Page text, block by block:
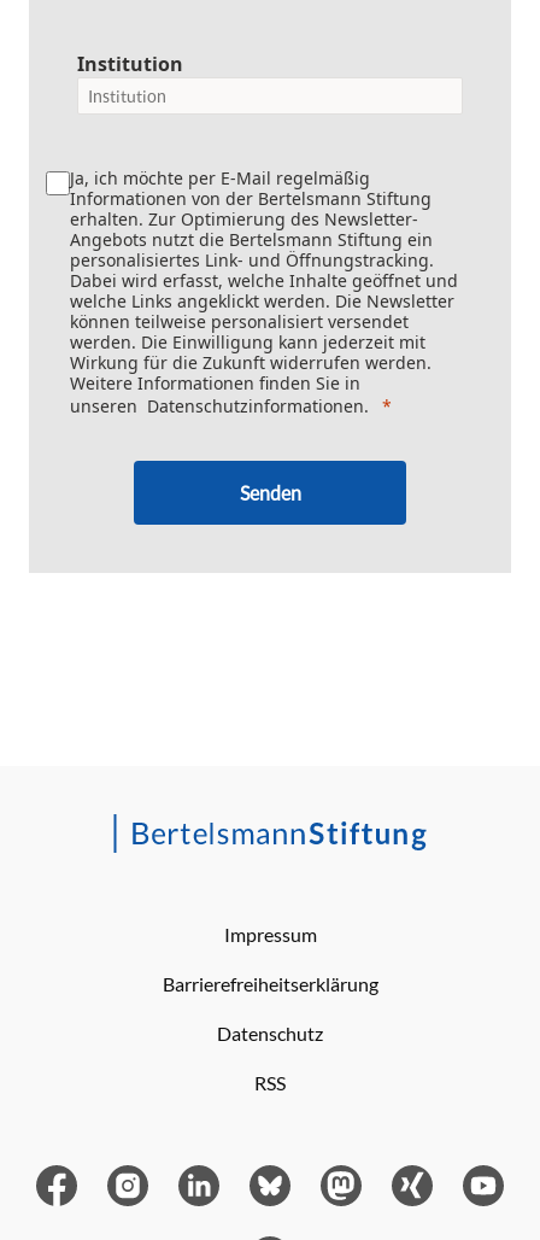
Institution
Ja, ich möchte per E-Mail regelmäßig
Informationen von der Bertelsmann Stiftung
erhalten. Zur Optimierung des Newsletter-
Angebots nutzt die Bertelsmann Stiftung ein
personalisiertes Link- und Öffnungstracking.
Dabei wird erfasst, welche Inhalte geöffnet und
welche Links angeklickt werden. Die Newsletter
können teilweise personalisiert versendet
werden. Die Einwilligung kann jederzeit mit
Wirkung für die Zukunft widerrufen werden.
Weitere Informationen finden Sie in
unseren Datenschutzinformationen.
Senden
Impressum
Barrierefreiheitserklärung
Datenschutz
RSS